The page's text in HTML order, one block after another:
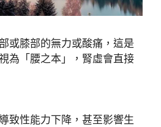
或膝部的無力或酸痛，這是
為「腰之本」，腎虛會直接
致性能力下降，甚至影響生